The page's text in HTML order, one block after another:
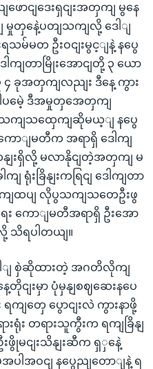
ောငျဒေးရှငျးအတှကျ မွနေ
မှုတှနေဲ့ပတျသကျလို့ ဒေါျ
သမ်မတ ဦးဝငျးမွင့ျနဲ့ နပွေ
ကျတာမြိုးအောငျတို့ ၃ ယော
ခုအတှကျလညျး ဒီနေ့ ကွား
ဒါပမေဲ့ ဒီအမှုတှအေတှကျ
သကျသထှေကျဆိုမယ့ျ နပွေ
ောျမတီက အရာရှိ ဒေါကျ
ျးရှိလို့ မလာနိုငျတဲ့အတှကျ မ
ျ ရုံးခြိနျးကရြငျ ဒေါကျတာ
ကျထပျ လိုပွသကျသတေဦးဖွ
း ကောျမတီအရာရှိ ဦးအော
သိရပါတယျ။
ါျ စှဲဆိုထားတဲ့ အဂတိလိုကျ
ငျးမှာ ပုံမှနျစဈဆေးနပေ
ျတှေ ပွောငျးလဲ ကွားနာဖို့
ရုံး တရားသူကွီးက ရကျခြိနျ
းဖွိုမငျးသိနျးဆီက ရှှနေဲ့
အဝငျ နပွေညျတောျနဲ့ ရ